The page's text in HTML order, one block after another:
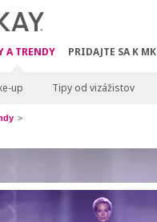
A TRENDY PRIDAJTE SA K MK
up Tipy od vizážistov